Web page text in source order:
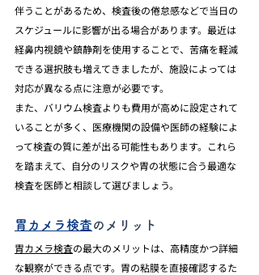
伴うことがあるため、検査後の倦怠感などで当日の
スケジュールに影響が出る場合があります。最近は
経鼻内視鏡や鎮静剤を使用することで、苦痛を軽減
できる選択肢も増えてきましたが、施設によっては
対応が異なる点に注意が必要です。
また、バリウム検査よりも費用が高めに設定されて
いることが多く、医療機関の設備や医師の経験によ
って検査の質に差が出る可能性もあります。これら
を踏まえて、自分のリスクや胃の状態に合う最適な
検査を医師と相談して選びましょう。
胃カメラ検査のメリット
胃カメラ検査の最大のメリットは、高精度かつ詳細
な観察ができる点です。胃の粘膜を直接確認するた